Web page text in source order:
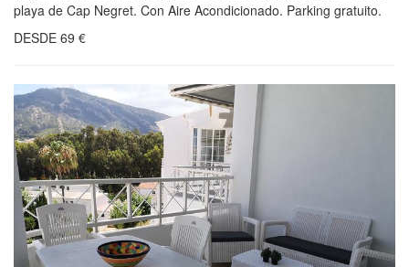
playa de Cap Negret. Con Aire Acondicionado. Parking gratuito.
DESDE 69 €